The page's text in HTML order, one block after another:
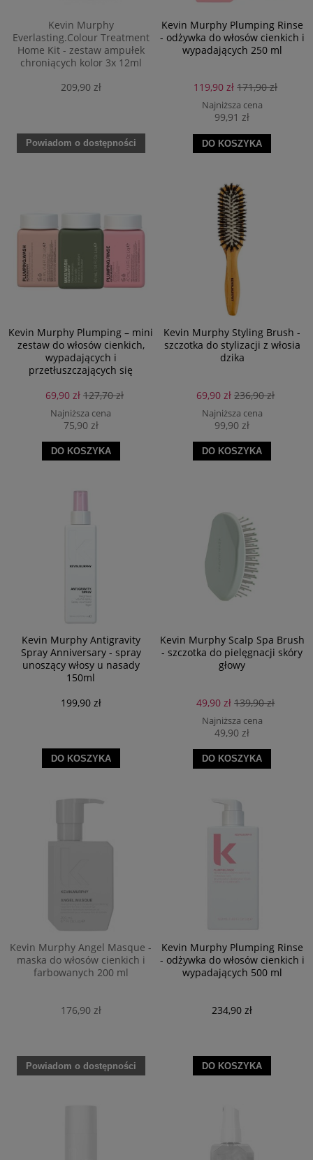
Kevin Murphy
Everlasting.Colour Treatment
Home Kit - zestaw ampułek
chroniących kolor 3x 12ml
209,90 zł
Powiadom o dostępności
Kevin Murphy Plumping Rinse
- odżywka do włosów cienkich i
wypadających 250 ml
119,90 zł 171,90 zł
Najniższa cena
99,91 zł
DO KOSZYKA
Kevin Murphy Plumping – mini
zestaw do włosów cienkich,
wypadających i
przetłuszczających się
69,90 zł 127,70 zł
Najniższa cena
75,90 zł
DO KOSZYKA
Kevin Murphy Styling Brush -
szczotka do stylizacji z włosia
dzika
69,90 zł 236,90 zł
Najniższa cena
99,90 zł
DO KOSZYKA
Kevin Murphy Antigravity
Spray Anniversary - spray
unoszący włosy u nasady
150ml
199,90 zł
DO KOSZYKA
Kevin Murphy Scalp Spa Brush
- szczotka do pielęgnacji skóry
głowy
49,90 zł 139,90 zł
Najniższa cena
49,90 zł
DO KOSZYKA
Kevin Murphy Angel Masque -
maska do włosów cienkich i
farbowanych 200 ml
176,90 zł
Powiadom o dostępności
Kevin Murphy Plumping Rinse
- odżywka do włosów cienkich i
wypadających 500 ml
234,90 zł
DO KOSZYKA